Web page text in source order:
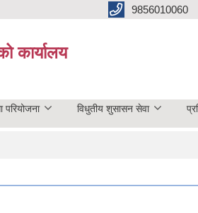
9856010060
कार्यालय
परियोजना विधुतीय शुसासन सेवा